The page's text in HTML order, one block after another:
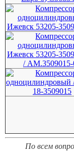
По всем